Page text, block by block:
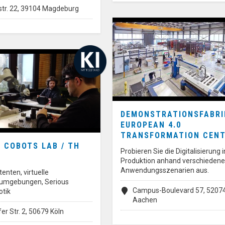
22, 39104 Magdeburg
EUROPEAN 4.0
TRANSFORMATION
Probieren Sie die Digitalisierung
Produktion anhand
Anwendungsszenarien aus.
Campus-Boulevard 57,
Aachen
COBOTS LAB / TH
virtuelle
Serious
Str. 2, 50679 Köln